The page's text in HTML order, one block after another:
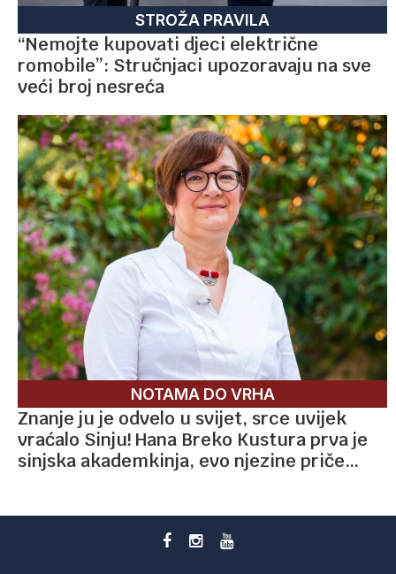
STROŽA PRAVILA
“Nemojte kupovati djeci električne
romobile”: Stručnjaci upozoravaju na sve
veći broj nesreća
NOTAMA DO VRHA
Znanje ju je odvelo u svijet, srce uvijek
vraćalo Sinju! Hana Breko Kustura prva je
sinjska akademkinja, evo njezine priče…